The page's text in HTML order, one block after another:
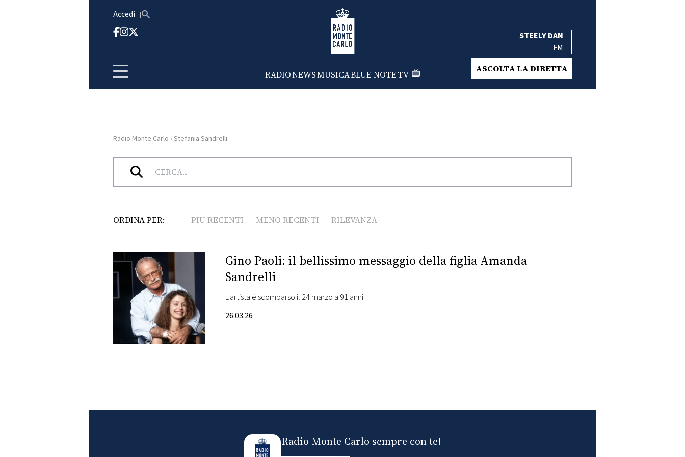
Accedi Radio Monte Carlo
RADIONEWSMUSICABLUE NOTETV
STEELY DAN
FM
ASCOLTA LA DIRETTA
HOME
RADIO
NEWS
FOTO
CONCORSI
Radio Monte Carlo › Stefania Sandrelli
Tag:Stefania Sandrelli
ORDINA PER: PIU RECENTI MENO RECENTI RILEVANZA
Gino Paoli: il bellissimo messaggio della figlia Amanda
Sandrelli
L'artista è scomparso il 24 marzo a 91 anni
26.03.26
Radio Monte Carlo sempre con te!